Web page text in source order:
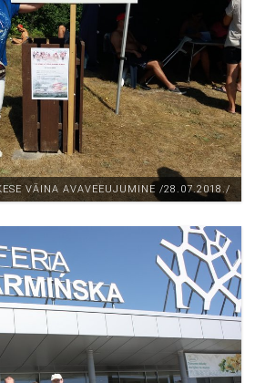
VÄINA AVAVEEUJUMINE /28.07.2018./